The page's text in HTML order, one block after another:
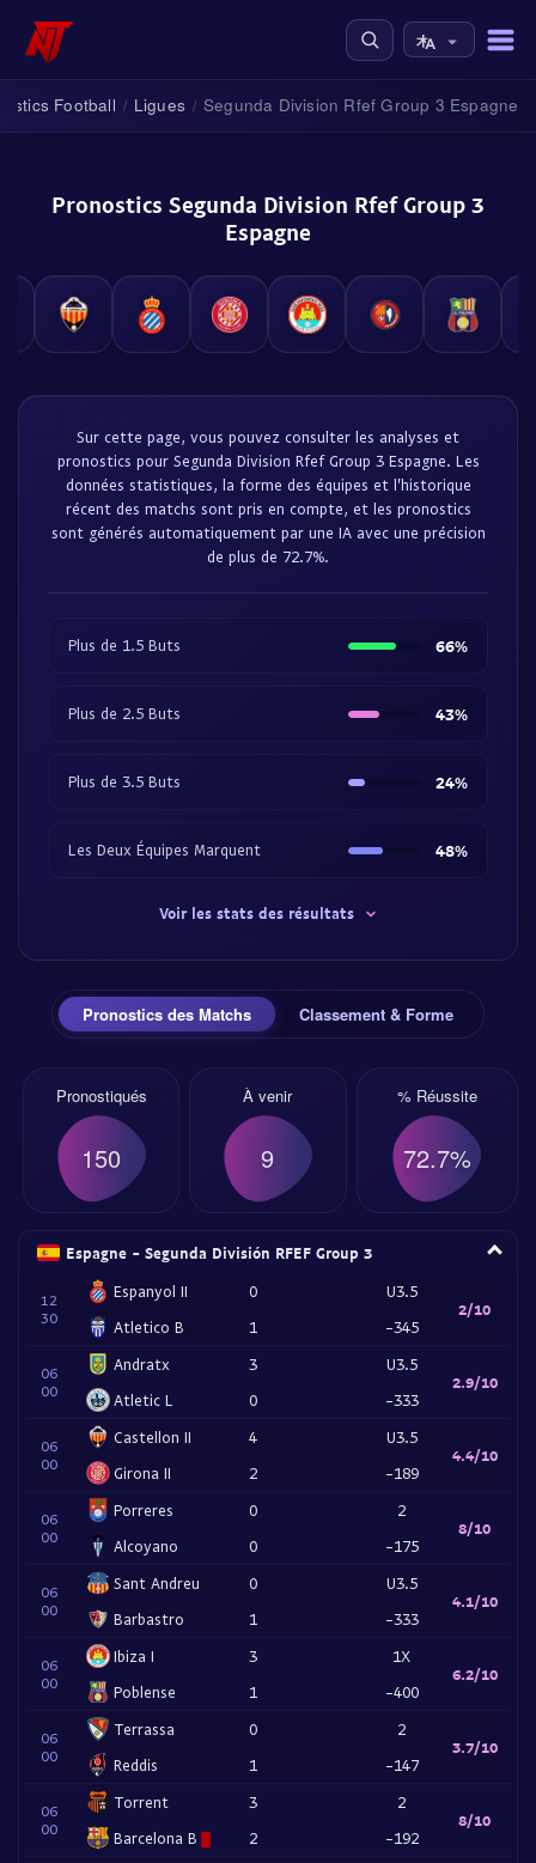
Football / Ligues / Segunda Division Rfef Group 3 Espagne
Pronostics Segunda Division Rfef Group 3
Espagne
Sur cette page, vous pouvez consulter les analyses et
pronostics pour Segunda Division Rfef Group 3 Espagne. Les
données statistiques, la forme des équipes et l'historique
récent des matchs sont pris en compte, et les pronostics
sont générés automatiquement par une IA avec une précision
de plus de 72.7%.
Plus de 1.5 Buts 66%
Plus de 2.5 Buts 43%
Plus de 3.5 Buts 24%
Les Deux Équipes Marquent 48%
Voir les stats des résultats
Pronostics des Matchs Classement & Forme
Pronostiqués
150
À venir
9
% Réussite
72.7%
Espagne - Segunda División RFEF Group 3
12
30
Espanyol II
Atletico B
0
1
U3.5
-345
2/10
06
00
Andratx
Atletic L
3
0
U3.5
-333
2.9/10
06
00
Castellon II
Girona II
4
2
U3.5
-189
4.4/10
06
00
Porreres
Alcoyano
0
0
2
-175
8/10
06
00
Sant Andreu
Barbastro
0
1
U3.5
-333
4.1/10
06
00
Ibiza I
Poblense
3
1
1X
-400
6.2/10
06
00
Terrassa
Reddis
0
1
2
-147
3.7/10
06
00
Torrent
Barcelona B
3
2
2
-192
8/10